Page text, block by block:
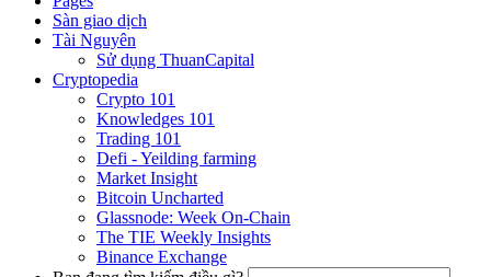
Sàn giao dịch
Tài Nguyên
Sử dụng ThuanCapital
Cryptopedia
Crypto 101
Knowledges 101
Trading 101
Defi - Yeilding farming
Market Insight
Bitcoin Uncharted
Glassnode: Week On-Chain
The TIE Weekly Insights
Binance Exchange